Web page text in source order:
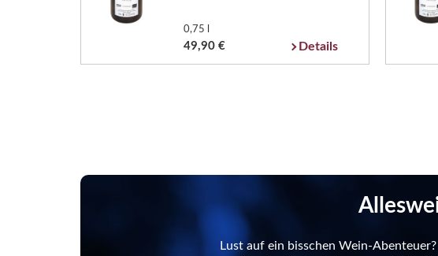
0,75 l
49,90 € Details
Lust auf ein bisschen Wein-